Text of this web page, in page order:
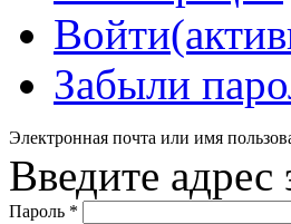
Войти
Забыли
Электронная почта или имя
Введите
Пароль *